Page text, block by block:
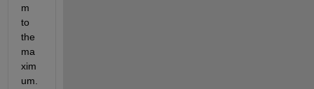
m
to
the
ma
xim
um.